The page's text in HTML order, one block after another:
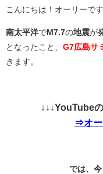
こんにちは！オーリーです
南太平洋でM7.7の地震が
となったこと、 G7広島サ
きます。
↓↓↓YouTube
⇒オー
では、今